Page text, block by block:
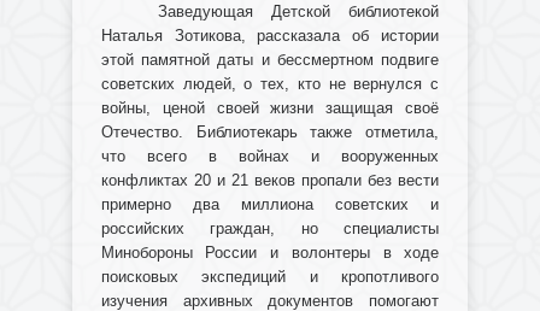
Заведующая Детской библиотекой
Наталья Зотикова, рассказала об истории
этой памятной даты и бессмертном подвиге
советских людей, о тех, кто не вернулся с
войны, ценой своей жизни защищая своё
Отечество. Библиотекарь также отметила,
что всего в войнах и вооруженных
конфликтах 20 и 21 веков пропали без вести
примерно два миллиона советских и
российских граждан, но специалисты
Минобороны России и волонтеры в ходе
поисковых экспедиций и кропотливого
изучения архивных документов помогают